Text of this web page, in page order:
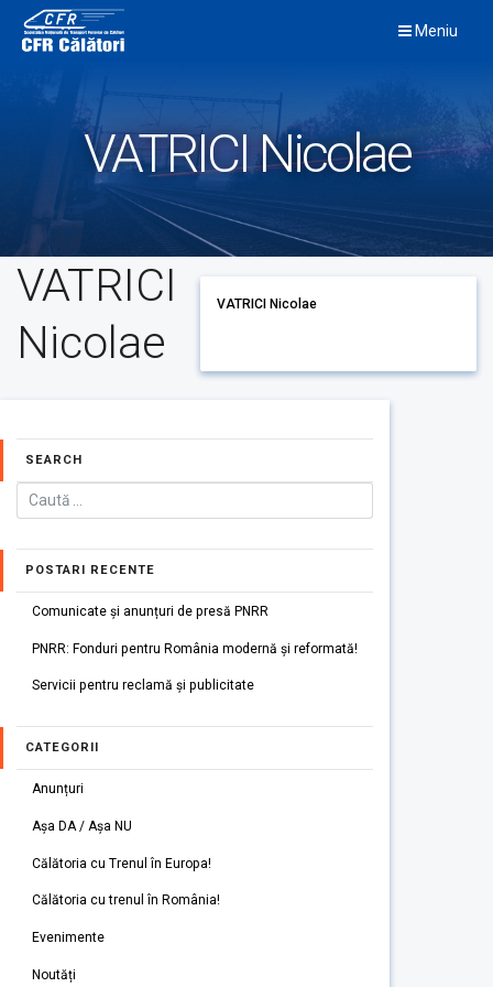
content
Meniu
VATRICI Nicolae
VATRICI
Nicolae
VATRICI Nicolae
SEARCH
POSTARI RECENTE
Comunicate și anunțuri de presă PNRR
PNRR: Fonduri pentru România modernă și reformată!
Servicii pentru reclamă și publicitate
CATEGORII
Anunțuri
Așa DA / Așa NU
Călătoria cu Trenul în Europa!
Călătoria cu trenul în România!
Evenimente
Noutăți